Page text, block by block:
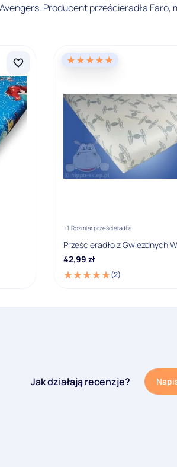
Producent prześcieradła Faro,
+1 Rozmiar prześcieradła
Prześcieradło z Gwiezdnych
42,99 zł
(2)
Jak działają recenzje?